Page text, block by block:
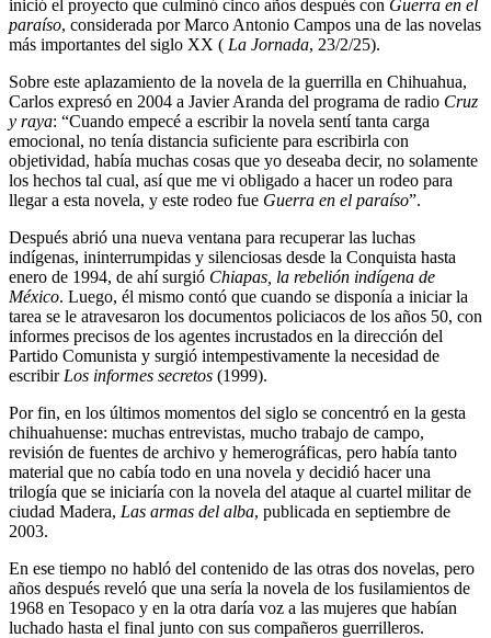
inició el proyecto que culminó cinco años después con Guerra en el
paraíso, considerada por Marco Antonio Campos una de las novelas
más importantes del siglo XX ( La Jornada, 23/2/25).
Sobre este aplazamiento de la novela de la guerrilla en Chihuahua,
Carlos expresó en 2004 a Javier Aranda del programa de radio Cruz
y raya: “Cuando empecé a escribir la novela sentí tanta carga
emocional, no tenía distancia suficiente para escribirla con
objetividad, había muchas cosas que yo deseaba decir, no solamente
los hechos tal cual, así que me vi obligado a hacer un rodeo para
llegar a esta novela, y este rodeo fue Guerra en el paraíso”.
Después abrió una nueva ventana para recuperar las luchas
indígenas, ininterrumpidas y silenciosas desde la Conquista hasta
enero de 1994, de ahí surgió Chiapas, la rebelión indígena de
México. Luego, él mismo contó que cuando se disponía a iniciar la
tarea se le atravesaron los documentos policiacos de los años 50, con
informes precisos de los agentes incrustados en la dirección del
Partido Comunista y surgió intempestivamente la necesidad de
escribir Los informes secretos (1999).
Por fin, en los últimos momentos del siglo se concentró en la gesta
chihuahuense: muchas entrevistas, mucho trabajo de campo,
revisión de fuentes de archivo y hemerográficas, pero había tanto
material que no cabía todo en una novela y decidió hacer una
trilogía que se iniciaría con la novela del ataque al cuartel militar de
ciudad Madera, Las armas del alba, publicada en septiembre de
2003.
En ese tiempo no habló del contenido de las otras dos novelas, pero
años después reveló que una sería la novela de los fusilamientos de
1968 en Tesopaco y en la otra daría voz a las mujeres que habían
luchado hasta el final junto con sus compañeros guerrilleros.